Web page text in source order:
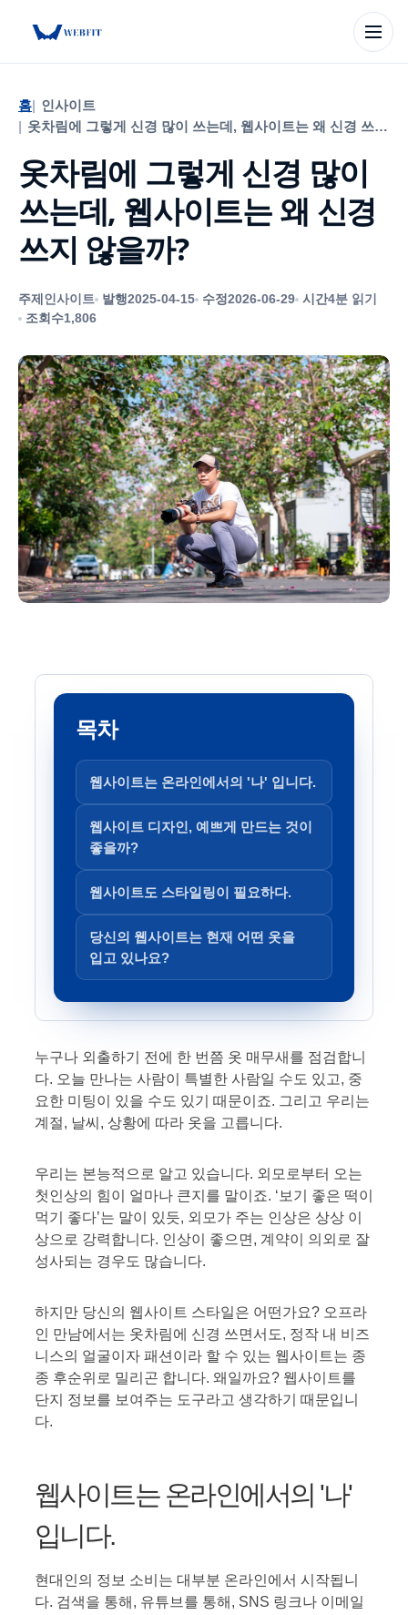
content
홈
인사이트
옷차림에 그렇게 신경 많이 쓰는데, 웹사이트는 왜 신경 쓰지 않을까?
옷차림에 그렇게 신경 많이
쓰는데, 웹사이트는 왜 신경
쓰지 않을까?
주제 인사이트 발행2025-04-15 수정2026-06-29 시간4분 읽기
조회수1,806
목차
웹사이트는 온라인에서의 '나' 입니다.
웹사이트 디자인, 예쁘게 만드는 것이
좋을까?
웹사이트도 스타일링이 필요하다.
당신의 웹사이트는 현재 어떤 옷을
입고 있나요?
누구나 외출하기 전에 한 번쯤 옷 매무새를 점검합니
다. 오늘 만나는 사람이 특별한 사람일 수도 있고, 중
요한 미팅이 있을 수도 있기 때문이죠. 그리고 우리는
계절, 날씨, 상황에 따라 옷을 고릅니다.
우리는 본능적으로 알고 있습니다. 외모로부터 오는
첫인상의 힘이 얼마나 큰지를 말이죠. ‘보기 좋은 떡이
먹기 좋다’는 말이 있듯, 외모가 주는 인상은 상상 이
상으로 강력합니다. 인상이 좋으면, 계약이 의외로 잘
성사되는 경우도 많습니다.
하지만 당신의 웹사이트 스타일은 어떤가요? 오프라
인 만남에서는 옷차림에 신경 쓰면서도, 정작 내 비즈
니스의 얼굴이자 패션이라 할 수 있는 웹사이트는 종
종 후순위로 밀리곤 합니다. 왜일까요? 웹사이트를
단지 정보를 보여주는 도구라고 생각하기 때문입니
다.
웹사이트는 온라인에서의 '나'
입니다.
현대인의 정보 소비는 대부분 온라인에서 시작됩니
다. 검색을 통해, 유튜브를 통해, SNS 링크나 이메일